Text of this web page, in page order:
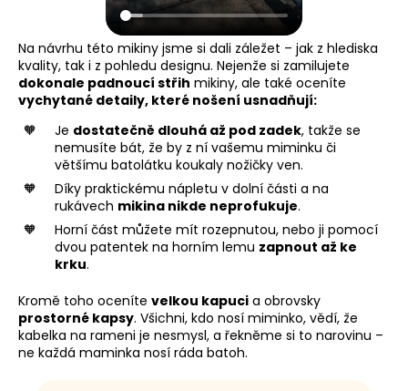
Na návrhu této mikiny jsme si dali záležet – jak z hlediska
kvality, tak i z pohledu designu. Nejenže si zamilujete
dokonale padnoucí střih mikiny, ale také oceníte
vychytané detaily, které nošení usnadňují:
Je dostatečně dlouhá až pod zadek, takže se
nemusíte bát, že by z ní vašemu miminku či
většímu batolátku koukaly nožičky ven.
Díky praktickému nápletu v dolní části a na
rukávech mikina nikde neprofukuje.
Horní část můžete mít rozepnutou, nebo ji pomocí
dvou patentek na horním lemu zapnout až ke
krku.
Kromě toho oceníte velkou kapuci a obrovsky
prostorné kapsy. Všichni, kdo nosí miminko, vědí, že
kabelka na rameni je nesmysl, a řekněme si to narovinu –
ne každá maminka nosí ráda batoh.